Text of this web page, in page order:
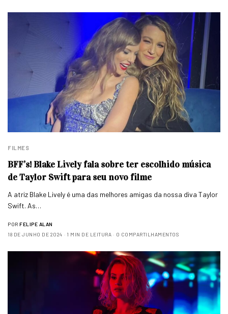
FILMES
BFF’s! Blake Lively fala sobre ter escolhido música
de Taylor Swift para seu novo filme
A atriz Blake Lively é uma das melhores amigas da nossa diva Taylor
Swift. As…
POR FELIPE ALAN
18 DE JUNHO DE 2024
1 MIN DE LEITURA 0 COMPARTILHAMENTOS